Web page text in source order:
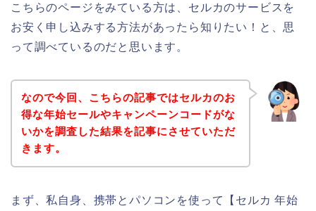
こちらのページをみている方は、セルカのサービスを
お安く申し込みする方法があったら知りたい！と、思
って調べているのだと思います。
なので今回、こちらの記事ではセルカのお
得な年始セールやキャンペーンコードがな
いかを調査した結果を記事にさせていただ
きます。
まず、私自身、携帯とパソコンを使って【セルカ 年始